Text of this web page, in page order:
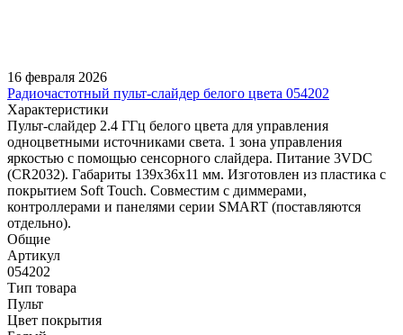
16 февраля 2026
Радиочастотный пульт-слайдер белого цвета 054202
Характеристики
Пульт-слайдер 2.4 ГГц белого цвета для управления
одноцветными источниками света. 1 зона управления
яркостью с помощью сенсорного слайдера. Питание 3VDC
(CR2032). Габариты 139x36x11 мм. Изготовлен из пластика с
покрытием Soft Touch. Совместим с диммерами,
контроллерами и панелями серии SMART (поставляются
отдельно).
Общие
Артикул
054202
Тип товара
Пульт
Цвет покрытия